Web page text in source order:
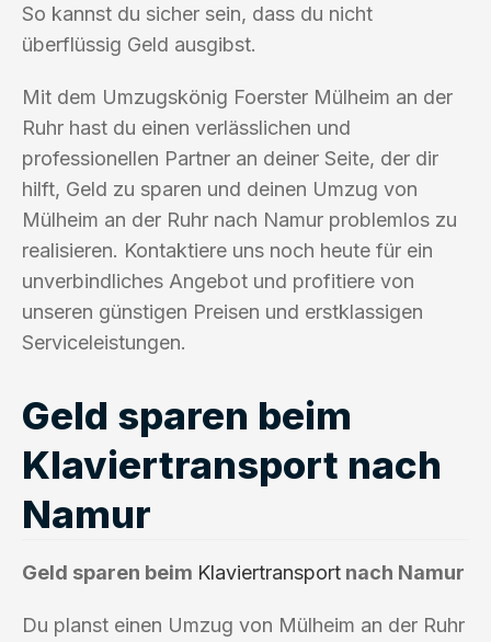
So kannst du sicher sein, dass du nicht
überflüssig Geld ausgibst.
Mit dem Umzugskönig Foerster Mülheim an der
Ruhr hast du einen verlässlichen und
professionellen Partner an deiner Seite, der dir
hilft, Geld zu sparen und deinen Umzug von
Mülheim an der Ruhr nach Namur problemlos zu
realisieren. Kontaktiere uns noch heute für ein
unverbindliches Angebot und profitiere von
unseren günstigen Preisen und erstklassigen
Serviceleistungen.
Geld sparen beim
Klaviertransport nach
Namur
Geld sparen beim Klaviertransport nach Namur
Du planst einen Umzug von Mülheim an der Ruhr